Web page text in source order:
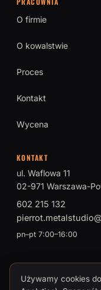
O firmie
O kowalstwie
Proces
Kontakt
Wycena
KONTAKT
ul. Waflowa 11
02-971 Warszawa-
602 215 132
pn–pt 7:00–16:00
© 2026 PIERROT
Używamy cookies